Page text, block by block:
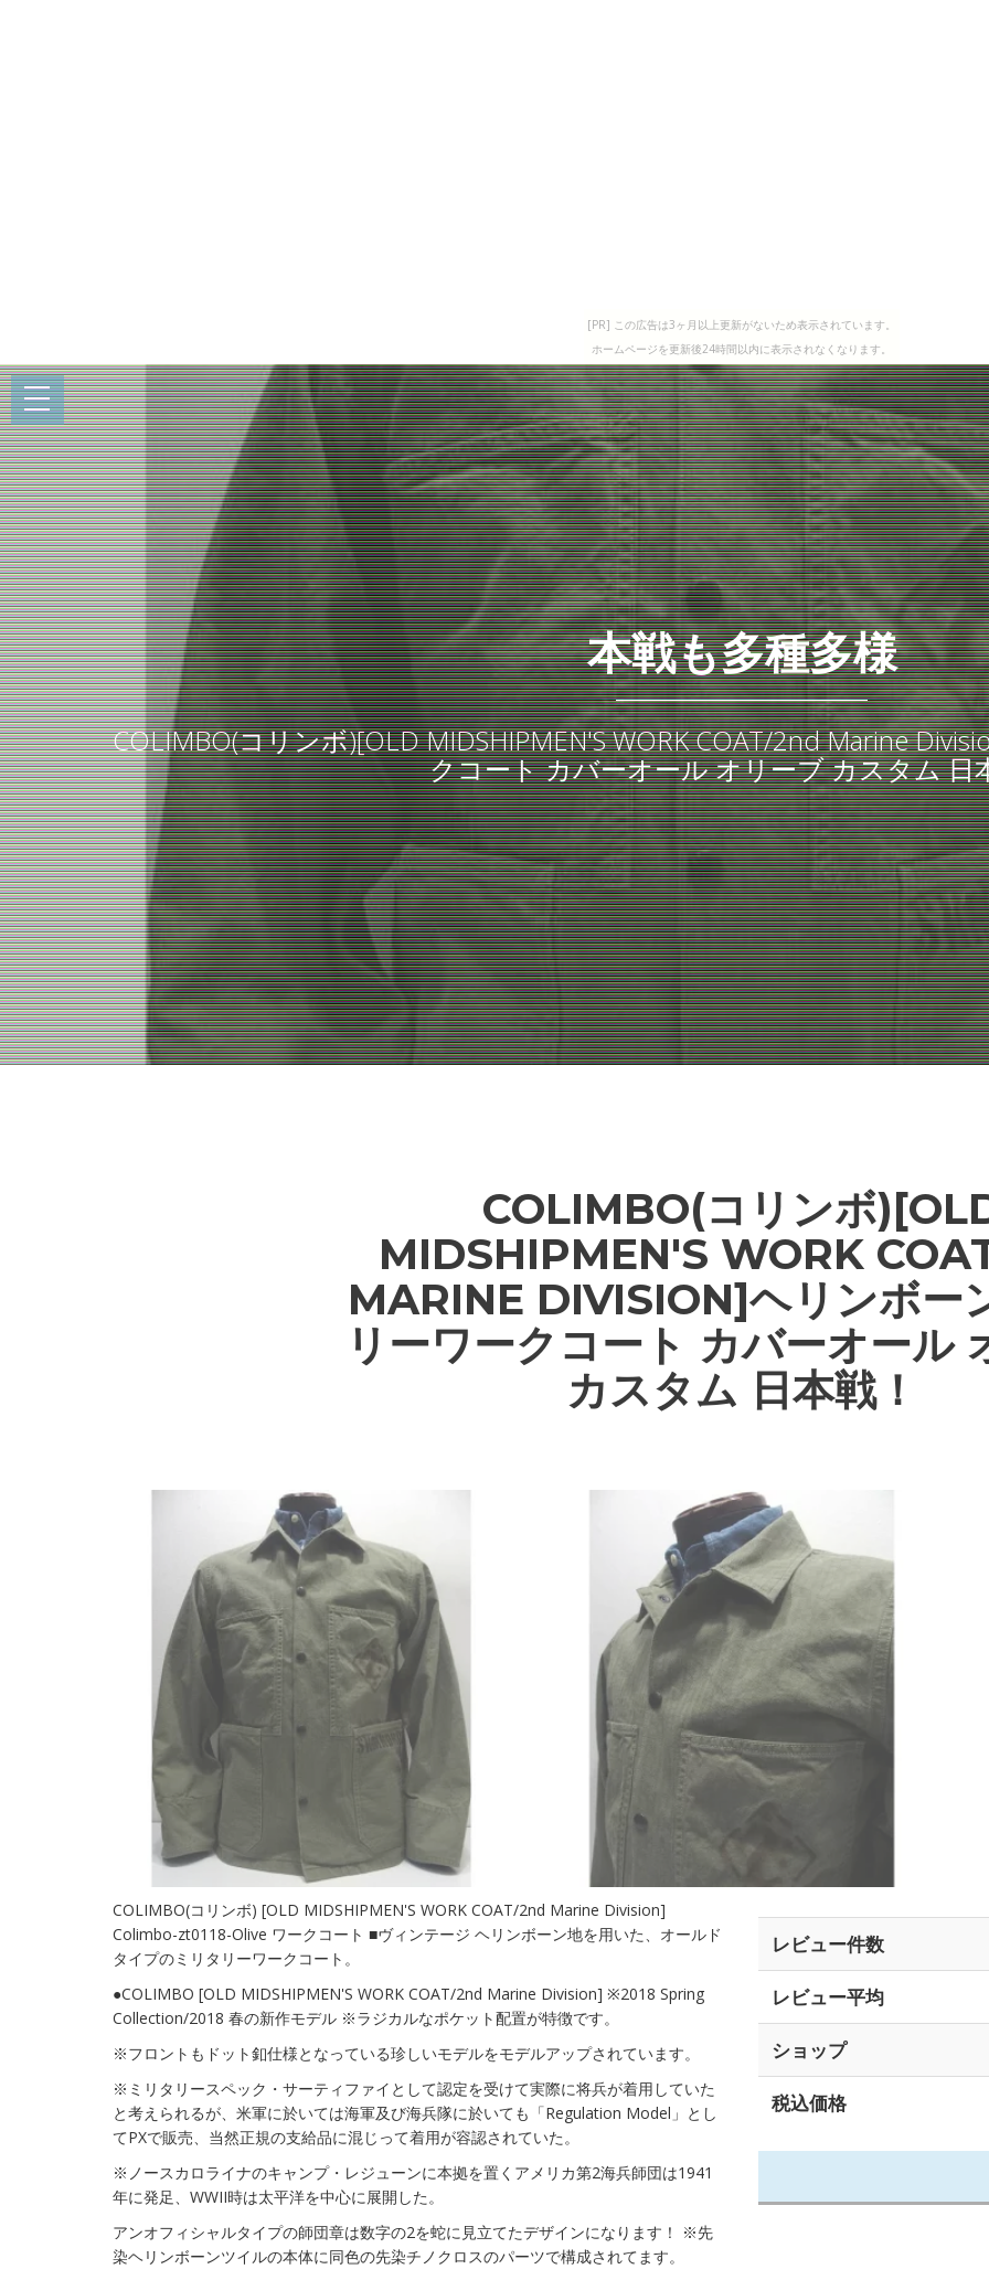
[PR] この広告は3ヶ月以上更新がないため表示されています。
ホームページを更新後24時間以内に表示されなくなります。
本戦も多種多様
COLIMBO(コリンボ)[OLD MIDSHIPMEN'S WORK COAT/2nd Marine
クコート カバーオール オリーブ カスタム 日
COLIMBO(コリンボ
MIDSHIPMEN'S WORK
MARINE DIVISION]ヘリンボー
リーワークコート カバーオール
カスタム 日本戦！
COLIMBO(コリンボ) [OLD MIDSHIPMEN'S WORK COAT/2nd Marine Division]
Colimbo-zt0118-Olive ワークコート ■ヴィンテージ ヘリンボーン地を用いた、オールド
タイプのミリタリーワークコート。
●COLIMBO [OLD MIDSHIPMEN'S WORK COAT/2nd Marine Division] ※2018 Spring
Collection/2018 春の新作モデル ※ラジカルなポケット配置が特徴です。
※フロントもドット釦仕様となっている珍しいモデルをモデルアップされています。
※ミリタリースペック・サーティファイとして認定を受けて実際に将兵が着用していた
と考えられるが、米軍に於いては海軍及び海兵隊に於いても「Regulation Model」とし
てPXで販売、当然正規の支給品に混じって着用が容認されていた。
※ノースカロライナのキャンプ・レジューンに本拠を置くアメリカ第2海兵師団は1941
年に発足、WWII時は太平洋を中心に展開した。
アンオフィシャルタイプの師団章は数字の2を蛇に見立てたデザインになります！ ※先
染ヘリンボーンツイルの本体に同色の先染チノクロスのパーツで構成されてます。
レビュー件数
レビュー平均
ショップ
税込価格